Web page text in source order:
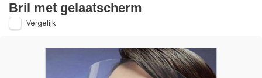
Bril met gelaatscherm
Vergelijk